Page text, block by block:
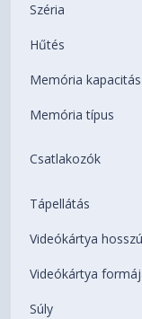
Széria
Hűtés
Memória kapacitás
Memória típus
Csatlakozók
Tápellátás
Videókártya
Videókártya
Súly